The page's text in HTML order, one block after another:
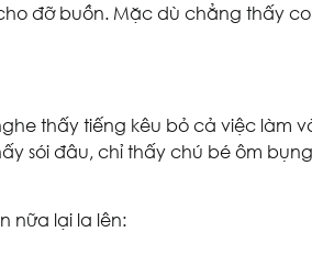
đỡ buồn. Mặc dù chẳng thấy
thấy tiếng kêu bỏ cả việc làm
sói đâu, chỉ thấy chú bé ôm
nữa lại la lên: